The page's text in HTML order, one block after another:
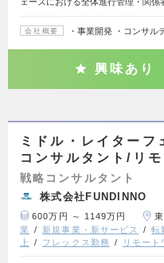
会社概要 ・事業開発 ・コンサル
興味あり
ミドル・レイターフ
コンサルタント/リ
戦略コンサルタント
株式会社FUNDINNO
600万円 ～ 1149万円
業
新規事業・新サービス 転
上
フレックス勤務 リモート